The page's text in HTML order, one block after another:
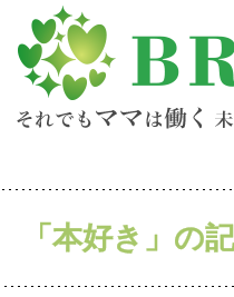
「本好き」の